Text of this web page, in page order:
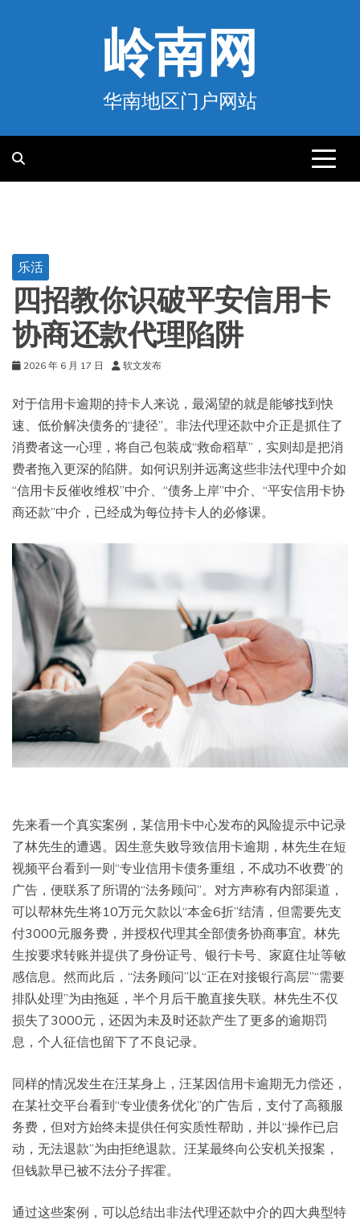
岭南网
华南地区门户网站
乐活
四招教你识破平安信用卡
协商还款代理陷阱
2026 年 6 月 17 日 软文发布
对于信用卡逾期的持卡人来说，最渴望的就是能够找到快
速、低价解决债务的“捷径”。非法代理还款中介正是抓住了
消费者这一心理，将自己包装成“救命稻草”，实则却是把消
费者拖入更深的陷阱。如何识别并远离这些非法代理中介如
“信用卡反催收维权”中介、“债务上岸”中介、“平安信用卡协
商还款”中介，已经成为每位持卡人的必修课。
先来看一个真实案例，某信用卡中心发布的风险提示中记录
了林先生的遭遇。因生意失败导致信用卡逾期，林先生在短
视频平台看到一则“专业信用卡债务重组，不成功不收费”的
广告，便联系了所谓的“法务顾问”。对方声称有内部渠道，
可以帮林先生将10万元欠款以“本金6折”结清，但需要先支
付3000元服务费，并授权代理其全部债务协商事宜。林先
生按要求转账并提供了身份证号、银行卡号、家庭住址等敏
感信息。然而此后，“法务顾问”以“正在对接银行高层”“需要
排队处理”为由拖延，半个月后干脆直接失联。林先生不仅
损失了3000元，还因为未及时还款产生了更多的逾期罚
息，个人征信也留下了不良记录。
同样的情况发生在汪某身上，汪某因信用卡逾期无力偿还，
在某社交平台看到“专业债务优化”的广告后，支付了高额服
务费，但对方始终未提供任何实质性帮助，并以“操作已启
动，无法退款”为由拒绝退款。汪某最终向公安机关报案，
但钱款早已被不法分子挥霍。
通过这些案例，可以总结出非法代理还款中介的四大典型特